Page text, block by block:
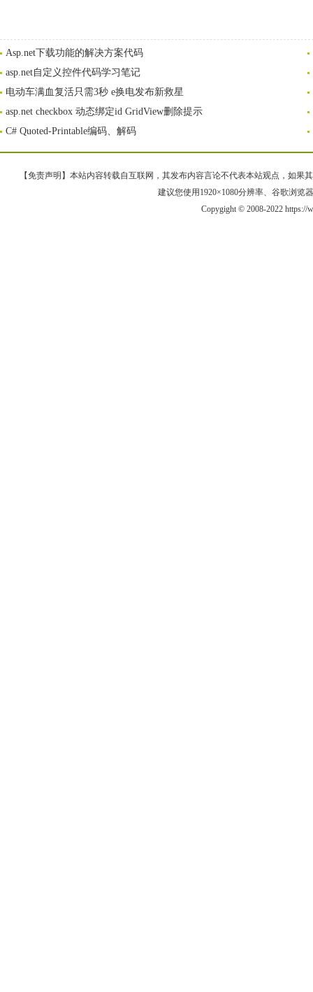
Asp.net下载功能的解决方案代码
asp.net自定义控件代码学习笔记
电动车满血复活只需3秒 e换电发布新救星
asp.net checkbox 动态绑定id GridView删除提示
C# Quoted-Printable编码、解码
【免责声明】本站内容转载自互联网，其发布内容言论不代表本站观点，如果
建议您使用1920×1080分辨率、谷歌浏览
Copygight © 2008-2022 https://